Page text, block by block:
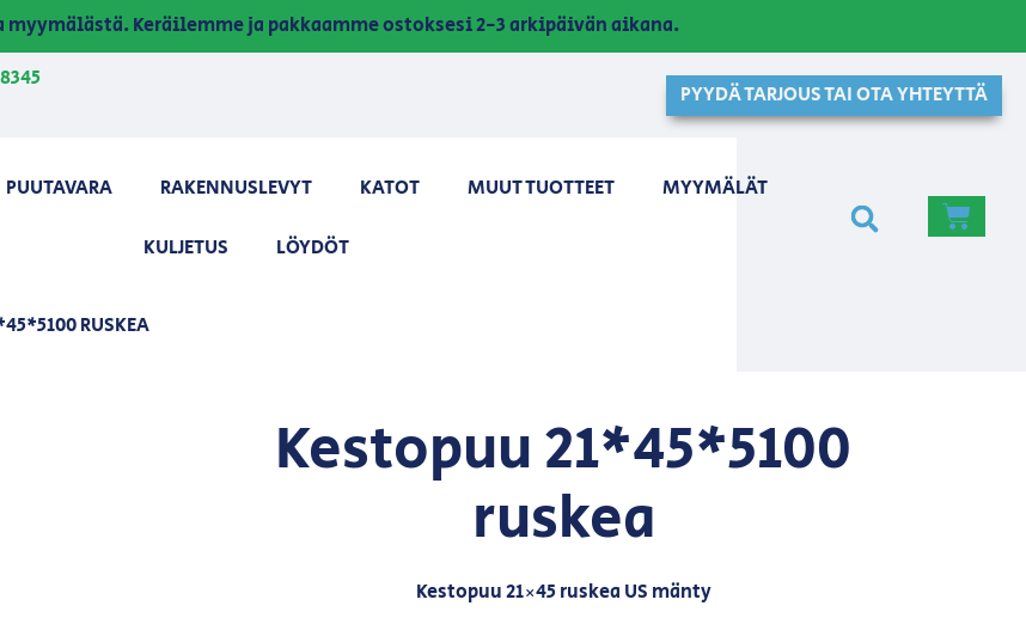
myymälästä. Keräilemme ja pakkaamme ostoksesi 2-3 arkipäivän aikana.
PYYDÄ TARJOUS TAI OTA YHTEYTTÄ
PUUTAVARA RAKENNUSLEVYT KATOT MUUT TUOTTEET MYYMÄLÄT
KULJETUS LÖYDÖT
RUSKEA
Kestopuu 21*45*5100
ruskea
Kestopuu 21×45 ruskea US mänty